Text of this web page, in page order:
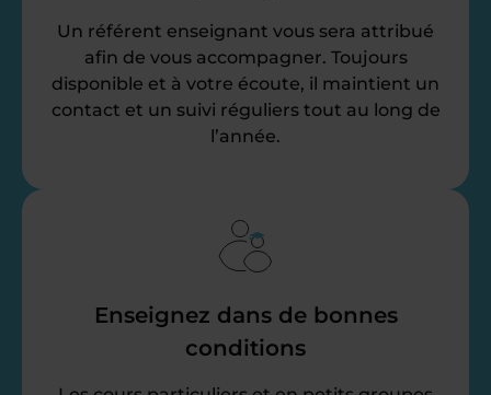
Un référent enseignant vous sera attribué
afin de vous accompagner. Toujours
disponible et à votre écoute, il maintient un
contact et un suivi réguliers tout au long de
l’année.
Enseignez dans de bonnes
conditions